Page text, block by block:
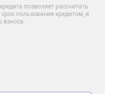
позволяет рассчитать
пользования кредитом, и
взноса.